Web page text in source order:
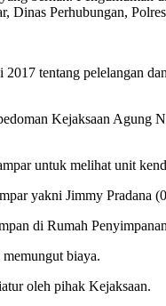
Perhubungan,
tentang pelelangan
Kejaksaan Agung
untuk melihat unit
yakni Jimmy
di Rumah
biaya.
oleh pihak Kejaksaan.